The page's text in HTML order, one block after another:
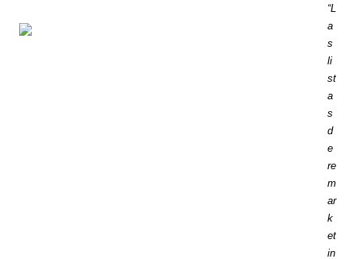
“L
a
s
li
st
a
s
d
e
re
m
ar
k
et
in